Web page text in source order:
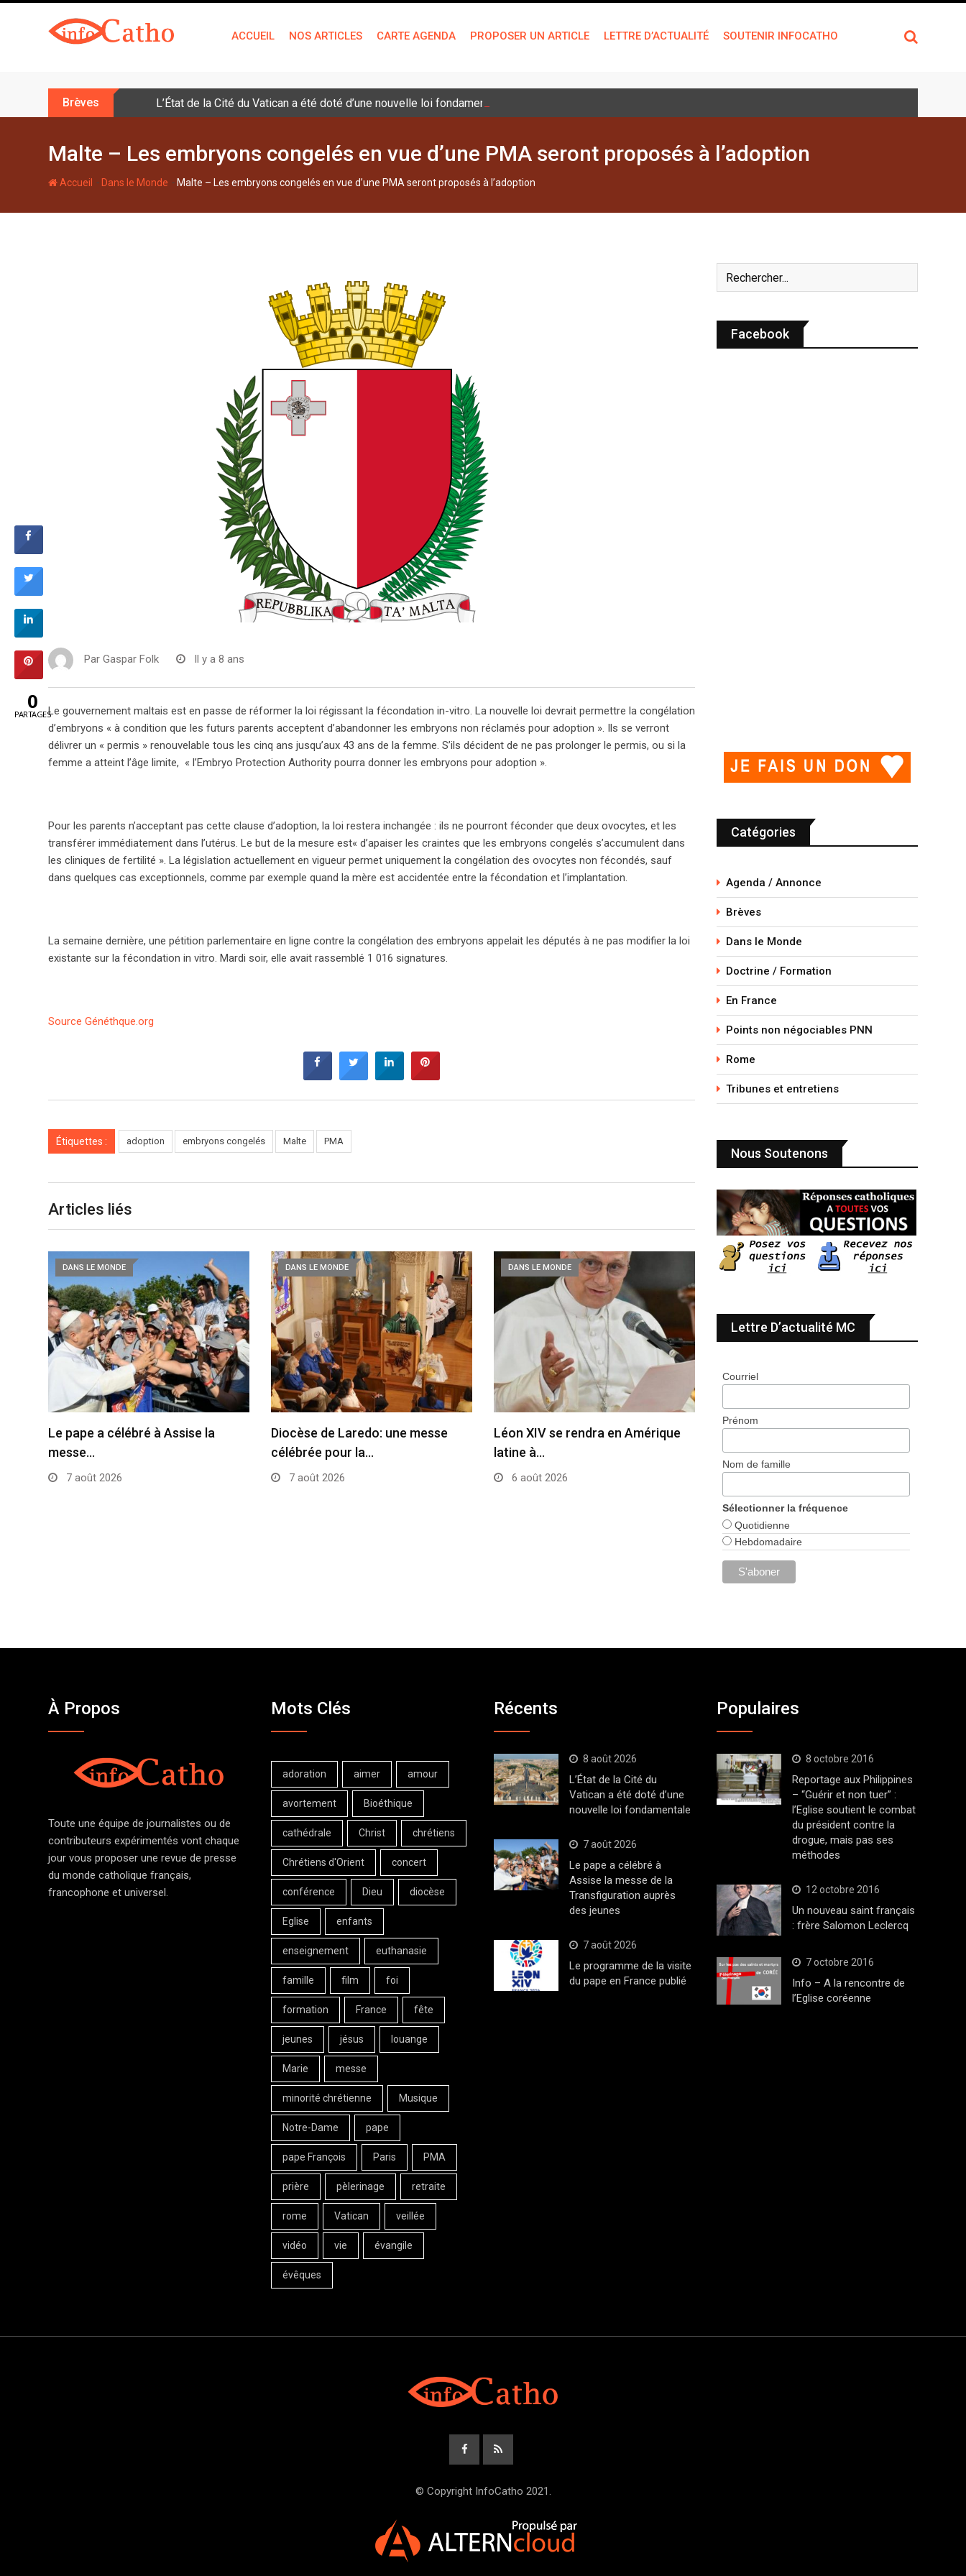
t
ACCUEIL NOS ARTICLES CARTE AGENDA PROPOSER UN ARTICLE LETTRE D’ACTUALITÉ SOUTENIR INFOCATHO
Brèves L’État de la Cité du Vatican a été doté d’une nouvelle loi fondamentale
Malte – Les embryons congelés en vue d’une PMA seront proposés à l’adoption
Accueil - Dans le Monde - Malte – Les embryons congelés en vue d’une PMA seront proposés à l’adoption
Par Gaspar Folk Il y a 8 ans
Le gouvernement maltais est en passe de réformer la loi régissant la fécondation in-vitro. La nouvelle loi devrait permettre la congélation
d’embryons « à condition que les futurs parents acceptent d’abandonner les embryons non réclamés pour adoption ». Ils se verront
délivrer un « permis » renouvelable tous les cinq ans jusqu’aux 43 ans de la femme. S’ils décident de ne pas prolonger le permis, ou si la
femme a atteint l’âge limite, « l’Embryo Protection Authority pourra donner les embryons pour adoption ».
Pour les parents n’acceptant pas cette clause d’adoption, la loi restera inchangée : ils ne pourront féconder que deux ovocytes, et les
transférer immédiatement dans l’utérus. Le but de la mesure est« d’apaiser les craintes que les embryons congelés s’accumulent dans
les cliniques de fertilité ». La législation actuellement en vigueur permet uniquement la congélation des ovocytes non fécondés, sauf
dans quelques cas exceptionnels, comme par exemple quand la mère est accidentée entre la fécondation et l’implantation.
La semaine dernière, une pétition parlementaire en ligne contre la congélation des embryons appelait les députés à ne pas modifier la loi
existante sur la fécondation in vitro. Mardi soir, elle avait rassemblé 1 016 signatures.
Source Généthque.org
Étiquettes : adoption embryons congelés Malte PMA
Articles liés
DANS LE MONDE
Le pape a célébré à Assise la
messe…
7 août 2026
DANS LE MONDE
Diocèse de Laredo: une messe
célébrée pour la…
7 août 2026
DANS LE MONDE
Léon XIV se rendra en Amérique
latine à…
6 août 2026
Facebook
Catégories
Agenda / Annonce
Brèves
Dans le Monde
Doctrine / Formation
En France
Points non négociables PNN
Rome
Tribunes et entretiens
Nous Soutenons
Lettre D’actualité MC
Courriel
Prénom
Nom de famille
Sélectionner la fréquence
Quotidienne
Hebdomadaire
À Propos
Toute une équipe de journalistes ou de
contributeurs expérimentés vont chaque
jour vous proposer une revue de presse
du monde catholique français,
francophone et universel.
Mots Clés
adoration aimer amour
avortement Bioéthique
cathédrale Christ chrétiens
Chrétiens d'Orient concert
conférence Dieu diocèse
Eglise enfants
enseignement euthanasie
famille film foi
formation France fête
jeunes jésus louange
Marie messe
minorité chrétienne Musique
Notre-Dame pape
pape François Paris PMA
prière pèlerinage retraite
rome Vatican veillée
vidéo vie évangile
évêques
Récents
8 août 2026
L’État de la Cité du
Vatican a été doté d’une
nouvelle loi fondamentale
7 août 2026
Le pape a célébré à
Assise la messe de la
Transfiguration auprès
des jeunes
7 août 2026
Le programme de la visite
du pape en France publié
Populaires
8 octobre 2016
Reportage aux Philippines
– “Guérir et non tuer” :
l’Eglise soutient le combat
du président contre la
drogue, mais pas ses
méthodes
12 octobre 2016
Un nouveau saint français
: frère Salomon Leclercq
7 octobre 2016
Info – A la rencontre de
l’Eglise coréenne
© Copyright InfoCatho 2021.
0
PARTAGES